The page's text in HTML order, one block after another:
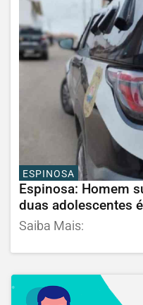
ESPINOSA
Espinosa: Homem
duas adolescentes
Saiba Mais: